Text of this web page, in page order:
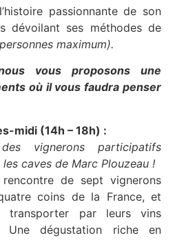
passionnante de son
dévoilant ses méthodes de
maximum).
vous proposons une
où il vous faudra penser
midi (14h – 18h) :
vignerons participatifs
les caves de Marc Plouzeau !
de sept vignerons
coins de la France, et
transporter par leurs vins
Une dégustation riche en